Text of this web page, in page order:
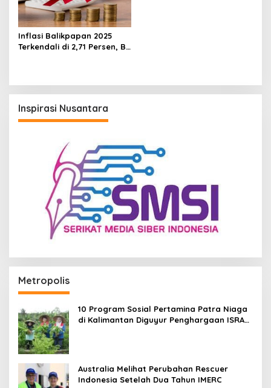
Inflasi Balikpapan 2025
Terkendali di 2,71 Persen, BI:
Inspirasi Nusantara
Metropolis
10 Program Sosial Pertamina Patra Niaga
di Kalimantan Diguyur Penghargaan ISRA
Australia Melihat Perubahan Rescuer
Indonesia Setelah Dua Tahun IMERC